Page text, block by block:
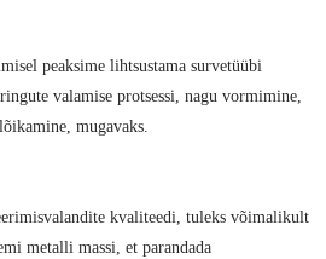
peaksime lihtsustama survetüübi
valamise protsessi, nagu vormimine,
mugavaks.
kvaliteedi, tuleks võimalikult
metalli massi, et parandada